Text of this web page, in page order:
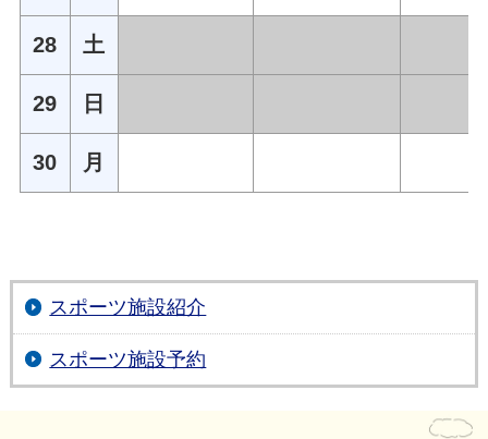
28 土
29 日
30 月
スポーツ施設紹介
スポーツ施設予約